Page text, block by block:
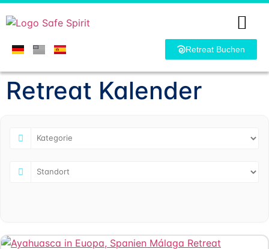
Retreat Buchen
Retreat Kalender